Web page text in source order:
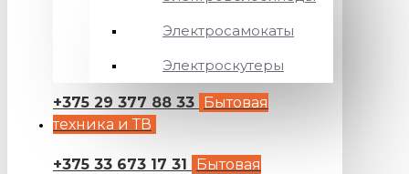
Электросамокаты
Электроскутеры
+375 29 377 88 33 Бытовая
техника и ТВ
+375 33 673 17 31
Бытовая